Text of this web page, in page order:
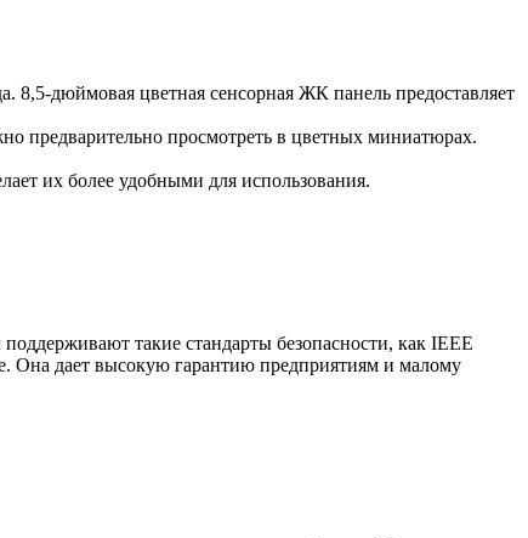
8,5-дюймовая цветная сенсорная ЖК панель предоставляет
предварительно просмотреть в цветных миниатюрах.
их более удобными для использования.
такие стандарты безопасности, как IEEE
Она дает высокую гарантию предприятиям и малому